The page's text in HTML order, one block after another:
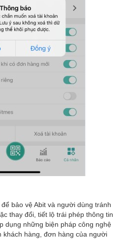
bảo vệ Abit và người dùng tránh
thay đổi, tiết lộ trái phép thông tin
dụng những biện pháp công nghệ
khách hàng, đơn hàng của người